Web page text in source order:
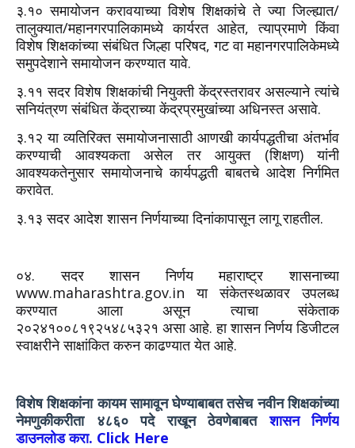
३.१० समायोजन करावयाच्या विशेष शिक्षकांचे ते ज्या जिल्ह्यात/
तालुक्यात/महानगरपालिकामध्ये कार्यरत आहेत, त्याप्रमाणे किंवा
विशेष शिक्षकांच्या संबंधित जिल्हा परिषद, गट वा महानगरपालिकेमध्ये
समुपदेशाने समायोजन करण्यात यावे.
३.११ सदर विशेष शिक्षकांची नियुक्ती केंद्रस्तरावर असल्याने त्यांचे
सनियंत्रण संबंधित केंद्राच्या केंद्रप्रमुखांच्या अधिनस्त असावे.
३.१२ या व्यतिरिक्त समायोजनासाठी आणखी कार्यपद्धतीचा अंतर्भाव
करण्याची आवश्यकता असेल तर आयुक्त (शिक्षण) यांनी
आवश्यकतेनुसार समायोजनाचे कार्यपद्धती बाबतचे आदेश निर्गमित
करावेत.
३.१३ सदर आदेश शासन निर्णयाच्या दिनांकापासून लागू राहतील.
०४. सदर शासन निर्णय महाराष्ट्र शासनाच्या
www.maharashtra.gov.in या संकेतस्थळावर उपलब्ध
करण्यात आला असून त्याचा संकेताक
२०२४१००८१९२५४८५३२१ असा आहे. हा शासन निर्णय डिजीटल
स्वाक्षरीने साक्षांकित करुन काढण्यात येत आहे.
विशेष शिक्षकांना कायम सामावून घेण्याबाबत तसेच नवीन शिक्षकांच्या
नेमणुकीकरीता ४८६० पदे राखून ठेवणेबाबतशासन निर्णय
डाउनलोड करा. Click Here